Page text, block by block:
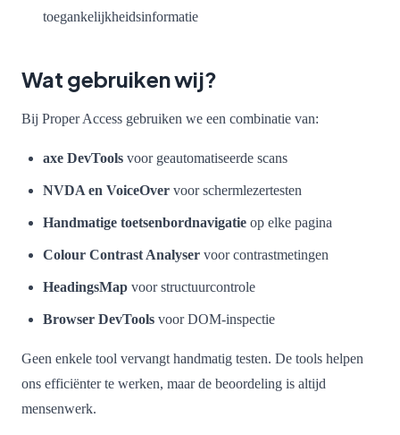
toegankelijkheidsinformatie
Wat gebruiken wij?
Bij Proper Access gebruiken we een combinatie van:
axe DevTools voor geautomatiseerde scans
NVDA en VoiceOver voor schermlezertesten
Handmatige toetsenbordnavigatie op elke pagina
Colour Contrast Analyser voor contrastmetingen
HeadingsMap voor structuurcontrole
Browser DevTools voor DOM-inspectie
Geen enkele tool vervangt handmatig testen. De tools helpen
ons efficiënter te werken, maar de beoordeling is altijd
mensenwerk.